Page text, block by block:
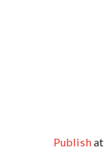
Publishat